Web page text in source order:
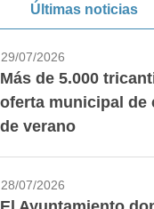
Últimas noticias
29/07/2026
Más de 5.000
oferta municipal de
de verano
28/07/2026